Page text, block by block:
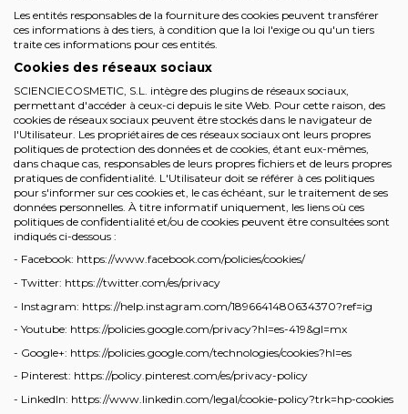
Les entités responsables de la fourniture des cookies peuvent transférer
ces informations à des tiers, à condition que la loi l'exige ou qu'un tiers
traite ces informations pour ces entités.
Cookies des réseaux sociaux
SCIENCIECOSMETIC, S.L. intègre des plugins de réseaux sociaux,
permettant d'accéder à ceux-ci depuis le site Web. Pour cette raison, des
cookies de réseaux sociaux peuvent être stockés dans le navigateur de
l'Utilisateur. Les propriétaires de ces réseaux sociaux ont leurs propres
politiques de protection des données et de cookies, étant eux-mêmes,
dans chaque cas, responsables de leurs propres fichiers et de leurs propres
pratiques de confidentialité. L'Utilisateur doit se référer à ces politiques
pour s'informer sur ces cookies et, le cas échéant, sur le traitement de ses
données personnelles. À titre informatif uniquement, les liens où ces
politiques de confidentialité et/ou de cookies peuvent être consultées sont
indiqués ci-dessous :
- Facebook: https://www.facebook.com/policies/cookies/
- Twitter: https://twitter.com/es/privacy
- Instagram: https://help.instagram.com/1896641480634370?ref=ig
- Youtube: https://policies.google.com/privacy?hl=es-419&gl=mx
- Google+: https://policies.google.com/technologies/cookies?hl=es
- Pinterest: https://policy.pinterest.com/es/privacy-policy
- LinkedIn: https://www.linkedin.com/legal/cookie-policy?trk=hp-cookies